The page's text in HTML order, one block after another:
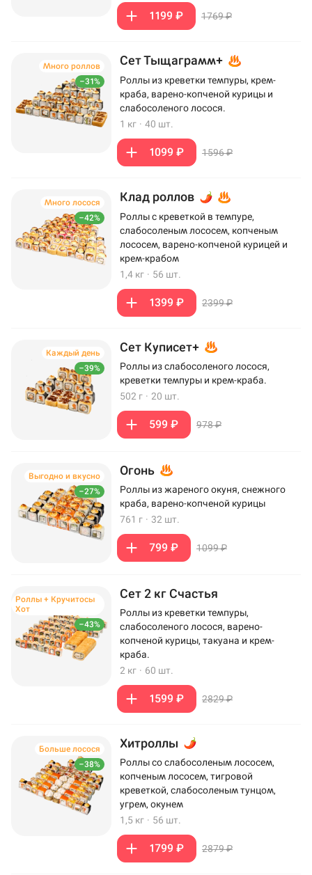
1199 ₽ 1769 ₽
–31%
Много роллов Сет Тыщаграмм+
Роллы из креветки темпуры, крем-
краба, варено-копченой курицы и
слабосоленого лосося.
1 кг · 40 шт.
1099 ₽ 1596 ₽
–42%
Много лосося Клад роллов
Роллы с креветкой в темпуре,
слабосоленым лососем, копченым
лососем, варено-копченой курицей и
крем-крабом
1,4 кг · 56 шт.
1399 ₽ 2399 ₽
–39%
Каждый день Сет Куписет+
Роллы из слабосоленого лосося,
креветки темпуры и крем-краба.
502 г · 20 шт.
599 ₽ 978 ₽
–27%
Выгодно и вкусно Огонь
Роллы из жареного окуня, снежного
краба, варено-копченой курицы
761 г · 32 шт.
799 ₽ 1099 ₽
–43%
Роллы + Кручитосы
Хот
Сет 2 кг Счастья
Роллы из креветки темпуры,
слабосоленого лосося, варено-
копченой курицы, такуана и крем-
краба.
2 кг · 60 шт.
1599 ₽ 2829 ₽
–38%
Больше лосося Хитроллы
Роллы со слабосоленым лососем,
копченым лососем, тигровой
креветкой, слабосоленым тунцом,
угрем, окунем
1,5 кг · 56 шт.
1799 ₽ 2879 ₽